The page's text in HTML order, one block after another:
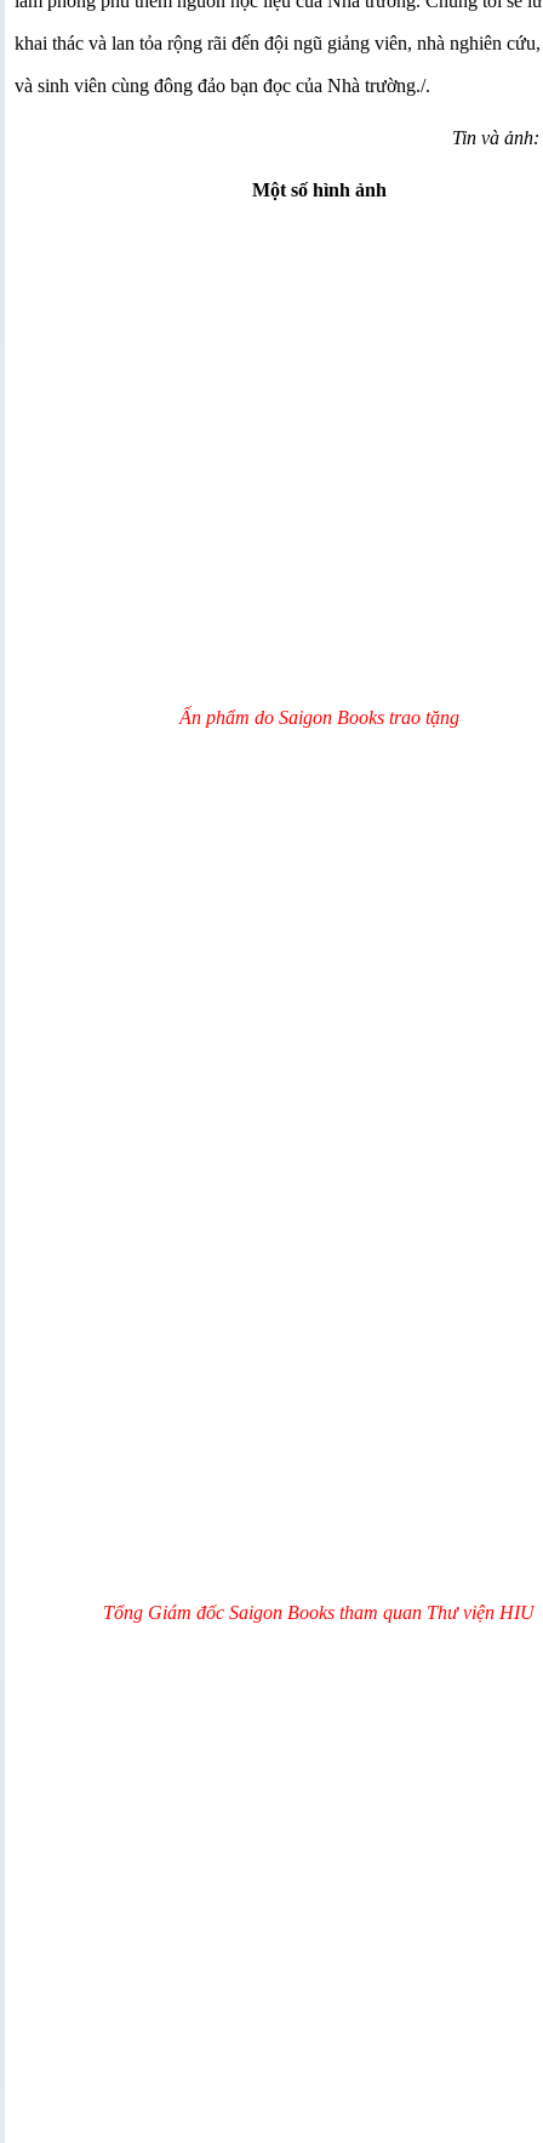
khai thác và lan tỏa rộng rãi đến đội ngũ giảng viên, nhà nghiên
và sinh viên cùng đông đảo bạn đọc của Nhà trường./.
Tin và
Một số hình ảnh
Ấn phẩm do Saigon Books trao tặng
Tổng Giám đốc Saigon Books tham quan Thư viện HIU